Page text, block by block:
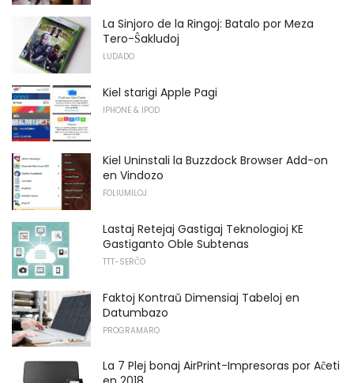
La Sinjoro de la Ringoj: Batalo por Meza
Tero-Ŝakludoj
LUDADO
Kiel starigi Apple Pagi
IPHONE & IPOD
Kiel Uninstali la Buzzdock Browser Add-on
en Vindozo
FOLIUMILOJ
Lastaj Retejaj Gastigaj Teknologioj KE
Gastiganto Oble Subtenas
TTT-SERĈO
Faktoj Kontraŭ Dimensiaj Tabeloj en
Datumbazo
PROGRAMARO
La 7 Plej bonaj AirPrint-Impresoras por Aĉeti